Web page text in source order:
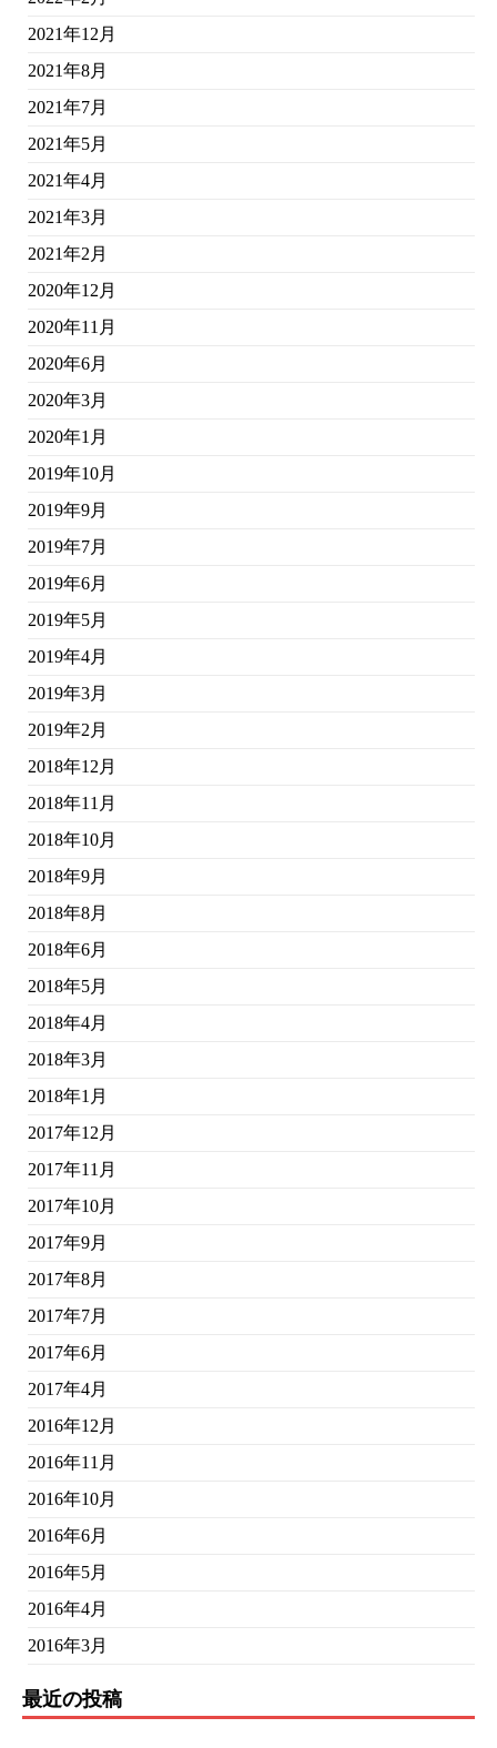
2021年12月
2021年8月
2021年7月
2021年5月
2021年4月
2021年3月
2021年2月
2020年12月
2020年11月
2020年6月
2020年3月
2020年1月
2019年10月
2019年9月
2019年7月
2019年6月
2019年5月
2019年4月
2019年3月
2019年2月
2018年12月
2018年11月
2018年10月
2018年9月
2018年8月
2018年6月
2018年5月
2018年4月
2018年3月
2018年1月
2017年12月
2017年11月
2017年10月
2017年9月
2017年8月
2017年7月
2017年6月
2017年4月
2016年12月
2016年11月
2016年10月
2016年6月
2016年5月
2016年4月
2016年3月
最近の投稿